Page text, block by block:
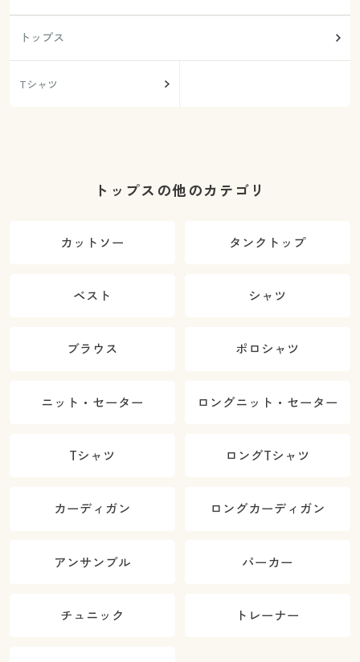
トップス
Tシャツ
トップスの他のカテゴリ
カットソー タンクトップ
ベスト シャツ
ブラウス ポロシャツ
ニット・セーター ロングニット・セーター
Tシャツ ロングTシャツ
カーディガン ロングカーディガン
アンサンブル パーカー
チュニック トレーナー